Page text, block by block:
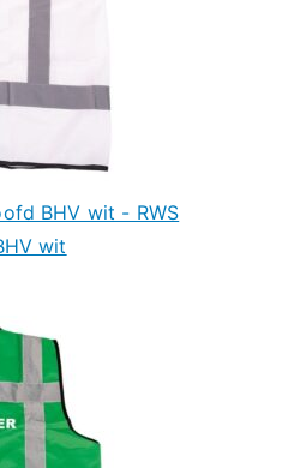
BHV wit - RWS
wit